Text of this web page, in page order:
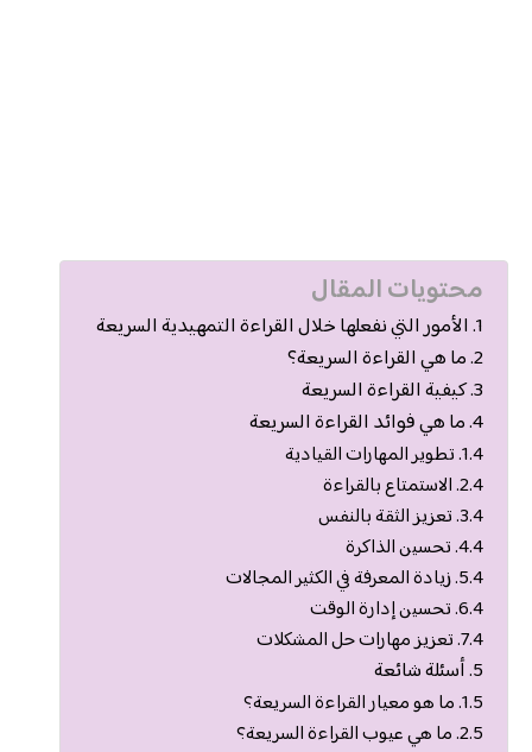
محتويات المقال
الأمور التي نفعلها خلال القراءة التمهيدية السريعة
ما هي القراءة السريعة؟
كيفية القراءة السريعة
ما هي فوائد القراءة السريعة
تطوير المهارات القيادية
الاستمتاع بالقراءة
تعزيز الثقة بالنفس
تحسين الذاكرة
زيادة المعرفة في الكثير المجالات
تحسين إدارة الوقت
تعزيز مهارات حل المشكلات
أسئلة شائعة
ما هو معيار القراءة السريعة؟
ما هي عيوب القراءة السريعة؟